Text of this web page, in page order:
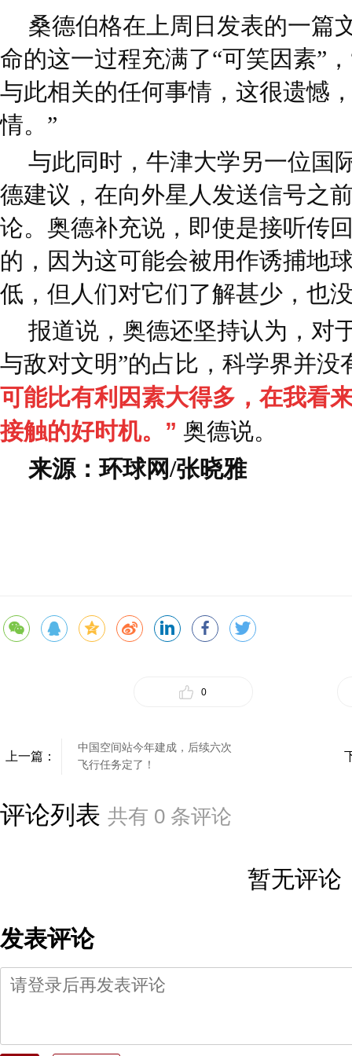
桑德伯格在上周日发表的一篇
命的这一过程充满了“可笑因素”
与此相关的任何事情，这很遗憾
情。”
与此同时，牛津大学另一位国
德建议，在向外星人发送信号之
论。奥德补充说，即使是接听传
的，因为这可能会被用作诱捕地
低，但人们对它们了解甚少，也
报道说，奥德还坚持认为，对
与敌对文明”的占比，科学界并没
可能比有利因素大得多，在我看
接触的好时机。” 奥德说。
来源：环球网/张晓雅
0
上一篇：
中国空间站今年建成，后续六次
飞行任务定了！
评论列表 共有 0 条评论
暂无评论
发表评论